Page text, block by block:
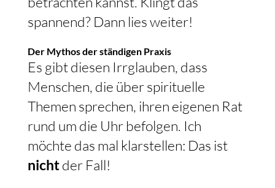
spannend? Dann lies weiter!
Der Mythos der ständigen Praxis
Es gibt diesen Irrglauben, dass
Menschen, die über spirituelle
Themen sprechen, ihren eigenen Rat
rund um die Uhr befolgen. Ich
möchte das mal klarstellen: Das ist
nichtder Fall!